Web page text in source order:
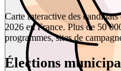
Carte interactive des
2026 en France. Plus de 50
programmes, sites de
Élections